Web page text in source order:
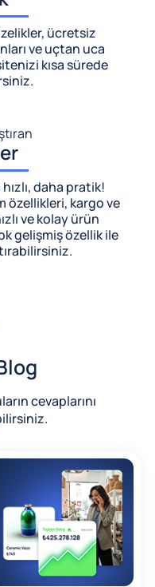
ücretsiz
ve uçtan uca
kısa sürede
daha pratik!
özellikleri, kargo ve
ve kolay ürün
gelişmiş özellik ile
cevaplarını